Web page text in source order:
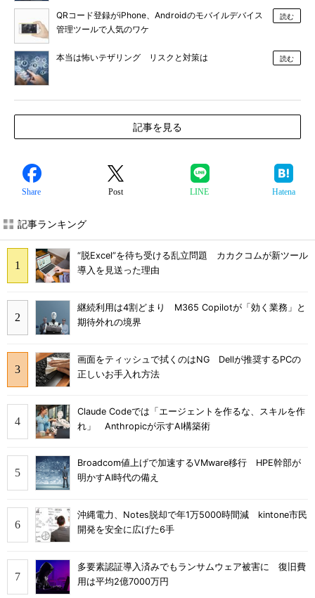
QRコード登録がiPhone、Androidのモバイルデバイス
管理ツールで人気のワケ
読む
本当は怖いテザリング リスクと対策は 読む
記事を見る
Share Post LINE Hatena
記事ランキング
“脱Excel”を待ち受ける乱立問題 カカクコムが新ツール
導入を見送った理由
継続利用は4割どまり M365 Copilotが「効く業務」と
期待外れの境界
画面をティッシュで拭くのはNG Dellが推奨するPCの
正しいお手入れ方法
Claude Codeでは「エージェントを作るな、スキルを作
れ」 Anthropicが示すAI構築術
Broadcom値上げで加速するVMware移行 HPE幹部が
明かすAI時代の備え
沖縄電力、Notes脱却で年1万5000時間減 kintone市民
開発を安全に広げた6手
多要素認証導入済みでもランサムウェア被害に 復旧費
用は平均2億7000万円